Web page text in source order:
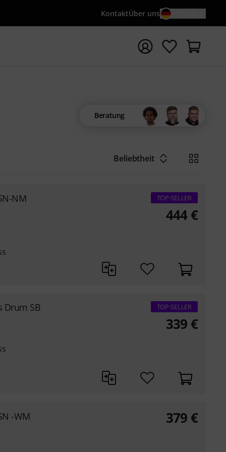
KontaktÜber uns
mit Suchwort {searchTerm} starten
Beratung
Beliebtheit
NM TOP-SELLER
444 €
Drum SB TOP-SELLER
339 €
-WM 379 €